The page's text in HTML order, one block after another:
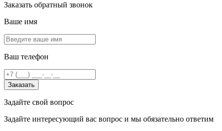
Заказать обратный звонок
Ваше имя
Ваш телефон
Заказать
Задайте свой вопрос
Задайте интересующий вас вопрос и мы обязательно ответим